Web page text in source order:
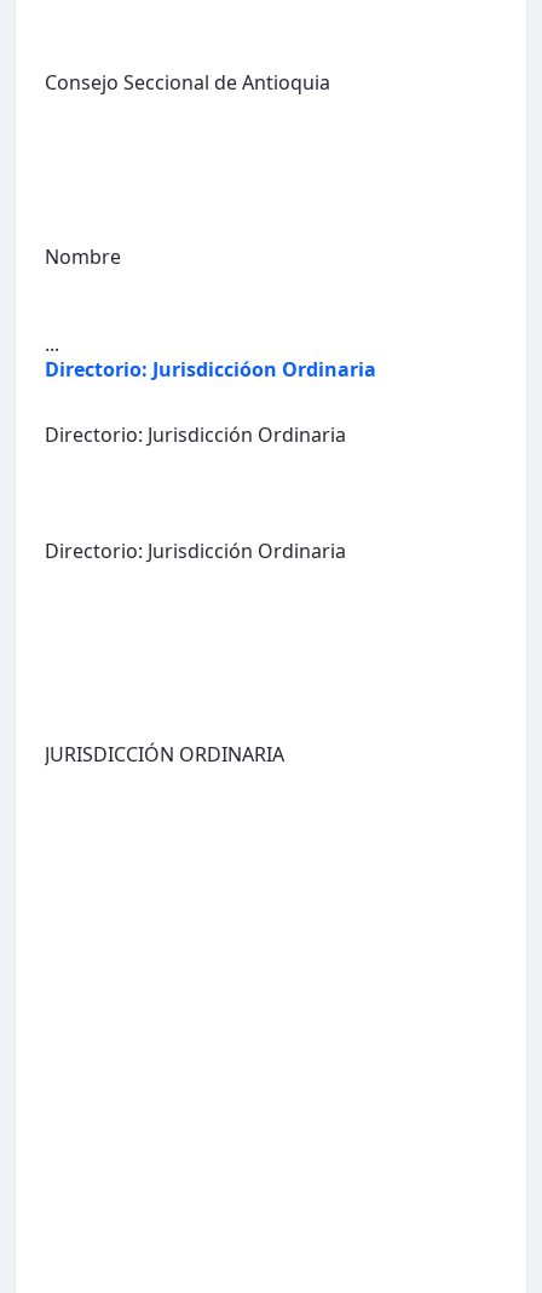
Consejo Seccional de Antioquia
Nombre
...
Directorio: Jurisdiccióon Ordinaria
Directorio: Jurisdicción Ordinaria
Directorio: Jurisdicción Ordinaria
JURISDICCIÓN ORDINARIA